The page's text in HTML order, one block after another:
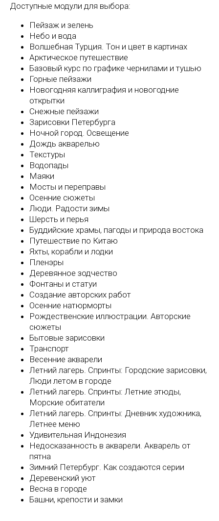
Доступные модули для выбора:
Пейзаж и зелень
Небо и вода
Волшебная Турция. Тон и цвет в картинах
Арктическое путешествие
Базовый курс по графике чернилами и тушью
Горные пейзажи
Новогодняя каллиграфия и новогодние
открытки
Снежные пейзажи
Зарисовки Петербурга
Ночной город. Освещение
Дождь акварелью
Текстуры
Водопады
Маяки
Мосты и переправы
Осенние сюжеты
Люди. Радости зимы
Шерсть и перья
Буддийские храмы, пагоды и природа востока
Путешествие по Китаю
Яхты, корабли и лодки
Пленэры
Деревянное зодчество
Фонтаны и статуи
Создание авторских работ
Осенние натюрморты
Рождественские иллюстрации. Авторские
сюжеты
Бытовые зарисовки
Транспорт
Весенние акварели
Летний лагерь. Спринты: Городские зарисовки,
Люди летом в городе
Летний лагерь. Спринты: Летние этюды,
Морские обитатели
Летний лагерь. Спринты: Дневник художника,
Летнее меню
Удивительная Индонезия
Недосказанность в акварели. Акварель от
пятна
Зимний Петербург. Как создаются серии
Деревенский уют
Весна в городе
Башни, крепости и замки